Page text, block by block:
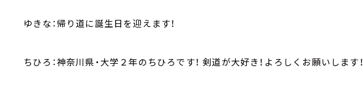
ゆきな：帰り道に誕生日を迎えます！
ちひろ：神奈川県・大学２年のちひろです！ 剣道が大好き！よろしくお願いします！